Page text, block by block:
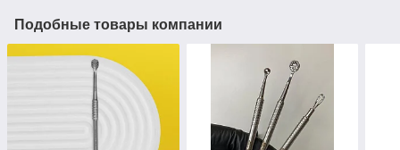
Подобные товары компании